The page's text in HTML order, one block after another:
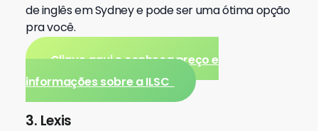
de inglês em Sydney e pode ser uma ótima opção
pra você.
Clique aqui e conheça preço e
informações sobre a ILSC
3. Lexis